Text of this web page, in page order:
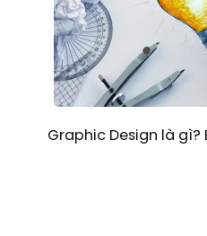
Graphic Design là